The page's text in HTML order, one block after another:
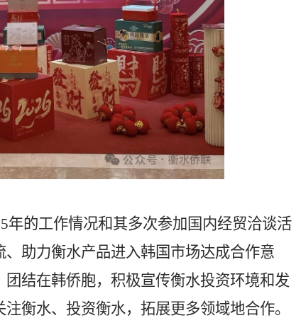
年的工作情况和其多次参加国内经贸洽谈活
助力衡水产品进入韩国市场达成合作意
结在韩侨胞，积极宣传衡水投资环境和发
衡水、投资衡水，拓展更多领域地合作。